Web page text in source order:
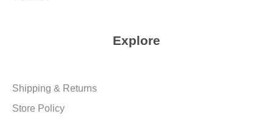
Explore
Shipping & Returns
Store Policy